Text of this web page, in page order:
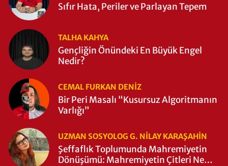
Sıfır Hata, Periler ve Parlayan Tepem
TALHA KAHYA
Gençliğin Önündeki En Büyük Engel
Nedir?
CEMAL FURKAN DENİZ
Bir Peri Masalı “Kusursuz Algoritmanın
Varlığı”
UZMAN SOSYOLOG G. NILAY KARAŞAHİN
Şeffaflık Toplumunda Mahremiyetin
Dönüşümü: Mahremiyetin Çitleri Ne